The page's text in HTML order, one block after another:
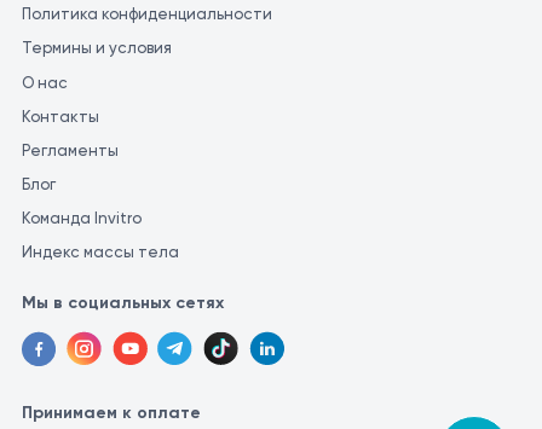
Политика конфиденциальности
Термины и условия
О нас
Контакты
Регламенты
Блог
Команда Invitro
Индекс массы тела
Мы в социальных сетях
Принимаем к оплате